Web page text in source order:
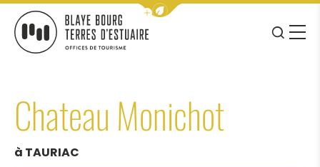
Afficher la barre de navigation
JE
MENU
Chateau Monichot
à TAURIAC